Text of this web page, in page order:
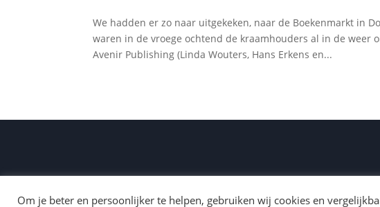
We hadden er zo naar uitgekeken, naar de Boekenmarkt in
waren in de vroege ochtend de kraamhouders al in de weer
Avenir Publishing (Linda Wouters, Hans Erkens en...
© 2025 Avenir
Om je beter en persoonlijker te helpen, gebruiken wij cookies en